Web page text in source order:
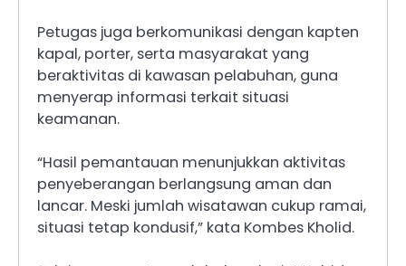
Petugas juga berkomunikasi dengan kapten
kapal, porter, serta masyarakat yang
beraktivitas di kawasan pelabuhan, guna
menyerap informasi terkait situasi
keamanan.
“Hasil pemantauan menunjukkan aktivitas
penyeberangan berlangsung aman dan
lancar. Meski jumlah wisatawan cukup ramai,
situasi tetap kondusif,” kata Kombes Kholid.